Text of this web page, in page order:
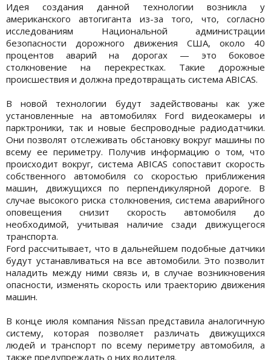
Идея создания данной технологии возникла у
американского автогиганта из-за того, что, согласно
исследованиям Национальной администрации
безопасности дорожного движения США, около 40
процентов аварий на дорогах — это боковое
столкновение на перекрестках. Такие дорожные
происшествия и должна предотвращать система ABICAS.
В новой технологии будут задействованы как уже
установленные на автомобилях Ford видеокамеры и
парктроники, так и новые беспроводные радиодатчики.
Они позволят отслеживать обстановку вокруг машины по
всему ее периметру. Получив информацию о том, что
происходит вокруг, система ABICAS сопоставит скорость
собственного автомобиля со скоростью приближения
машин, движущихся по перпендикулярной дороге. В
случае высокого риска столкновения, система аварийного
оповещения снизит скорость автомобиля до
необходимой, учитывая наличие сзади движущегося
транспорта.
Ford рассчитывает, что в дальнейшем подобные датчики
будут устанавливаться на все автомобили. Это позволит
наладить между ними связь и, в случае возникновения
опасности, изменять скорость или траекторию движения
машин.
В конце июля компания Nissan представила аналогичную
систему, которая позволяет различать движущихся
людей и транспорт по всему периметру автомобиля, а
также предупреждать о них водителя.